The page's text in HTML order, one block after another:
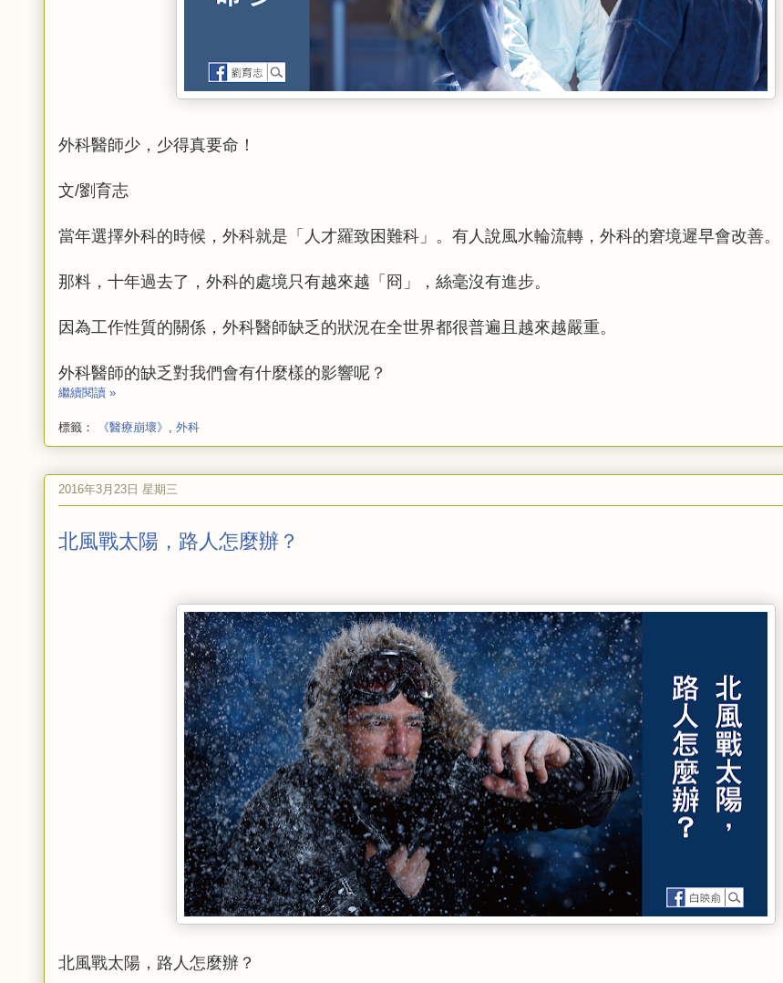
外科醫師少，少得真要命！
文/劉育志
當年選擇外科的時候，外科就是「人才羅致困難科」。有人說風水輪流轉，外科的窘境遲早會改善。
那料，十年過去了，外科的處境只有越來越「冏」，絲毫沒有進步。
因為工作性質的關係，外科醫師缺乏的狀況在全世界都很普遍且越來越嚴重。
外科醫師的缺乏對我們會有什麼樣的影響呢？
繼續閱讀 »
標籤： 《醫療崩壞》 , 外科
2016年3月23日 星期三
北風戰太陽，路人怎麼辦？
北風戰太陽，路人怎麼辦？